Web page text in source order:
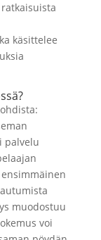
käsittelee
palvelu
muodostuu
voi